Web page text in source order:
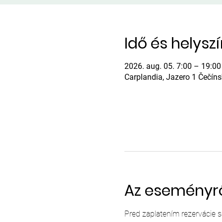
Idő és
2026. aug. 05. 7:00 – 19:00
Carplandia, Jazero 1
Az
Pred zaplatením rezervácie